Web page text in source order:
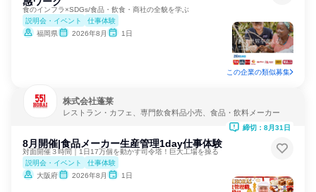
食のインフラ×SDGs/食品・飲食・商社の全貌を学ぶ
説明会・イベント
仕事体験
福岡県
2026年8月 1日
この企業の類似募集
株式会社蓬莱
レストラン・カフェ、専門飲食料品小売、食品・飲料メーカー
8月開催|食品メーカー生産管理1day仕事体験
対面開催３時間｜1日17万個を動かす司令塔！巨大工場を操る
説明会・イベント
仕事体験
大阪府
2026年8月 1日
締切：8月31日